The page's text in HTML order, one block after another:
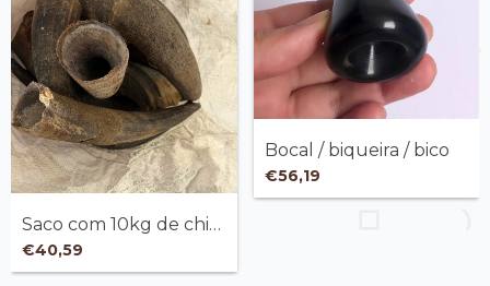
Saco com 10kg de chifres sortidos
€40,59
Bocal / biqueira / bico
€56,19